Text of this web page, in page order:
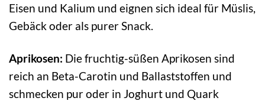
Eisen und Kalium und eignen sich ideal für Müslis,
Gebäck oder als purer Snack.
Aprikosen: Die fruchtig-süßen Aprikosen sind
reich an Beta-Carotin und Ballaststoffen und
schmecken pur oder in Joghurt und Quark